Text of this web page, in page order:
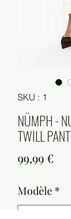
SKU : 1
NÜMPH -
TWILL
99,99 €
Modèle *